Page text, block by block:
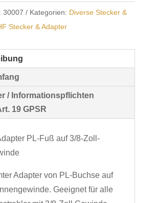
30007 Kategorien: Diverse Stecker &
Stecker & Adapter
/ Informationspflichten
19 GPSR
PL-Fuß auf 3/8-Zoll-
Adapter von PL-Buchse auf
Geeignet für alle